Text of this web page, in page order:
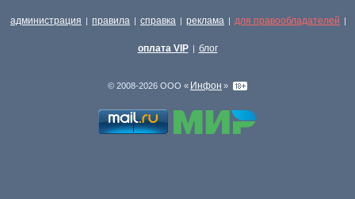
администрация | правила | справка | реклама | для правообладателей |
оплата VIP | блог
© 2008-2026 ООО « Инфон »